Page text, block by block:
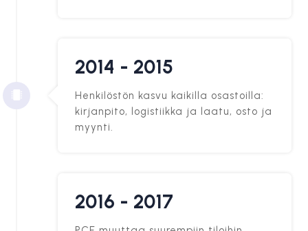
2014 - 2015
Henkilöstön kasvu kaikilla osastoilla:
kirjanpito, logistiikka ja laatu, osto ja
myynti.
2016 - 2017